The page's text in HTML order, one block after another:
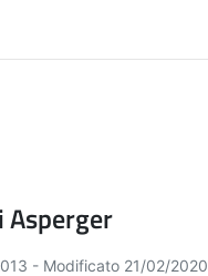
Asperger
- Modificato 21/02/2020